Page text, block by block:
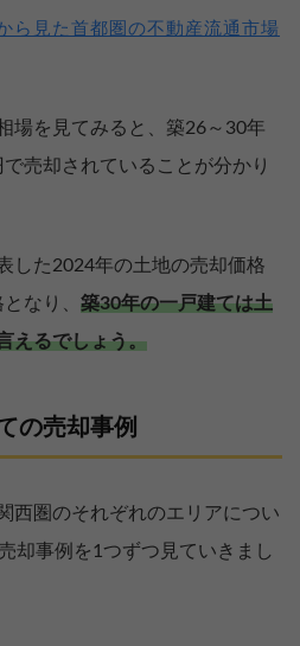
ら見た首都圏の不動産流通市場
場を見てみると、築26～30年
売却されていることが分かり
した2024年の土地の売却価格
なり、 築30年の一戸建ては土
えるでしょう。
の売却事例
西圏のそれぞれのエリアについ
却事例を1つずつ見ていきまし